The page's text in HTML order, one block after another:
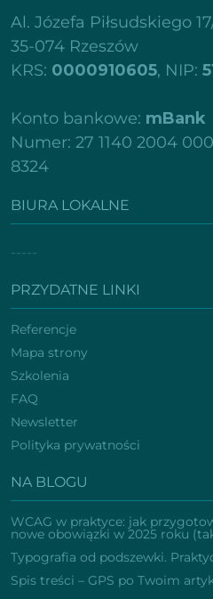
Al. Józefa Piłsudskiego
35-074 Rzeszów
KRS: 0000910605, NIP:
Konto bankowe: mBank
Numer: 27 1140 2004
8324
BIURA LOKALNE
-----
PRZYDATNE LINKI
Referencje
Mapa strony
Szkolenia
FAQ
Newsletter
Polityka prywatności
NA BLOGU
WCAG w praktyce: jak
nowe obowiązki w 2025 roku
Typografia od podszewki.
Spis treści – GPS po Twoim